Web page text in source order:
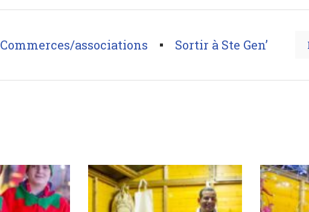
Commerces/associations Sortir à Ste Gen’